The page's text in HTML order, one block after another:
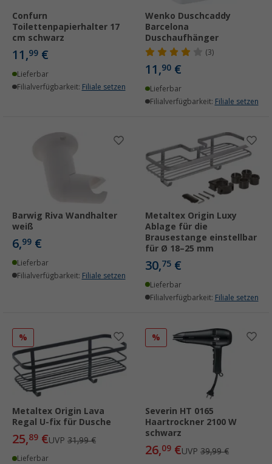
Confurn
Toilettenpapierhalter 17
cm schwarz
11,99 €
Lieferbar
Filialverfügbarkeit: Filiale setzen
Wenko Duschcaddy
Barcelona
Duschaufhänger
(3)
11,90 €
Lieferbar
Filialverfügbarkeit: Filiale setzen
Barwig Riva Wandhalter
weiß
6,99 €
Lieferbar
Filialverfügbarkeit: Filiale setzen
Metaltex Origin Luxy
Ablage für die
Brausestange einstellbar
für Ø 18–25 mm
30,75 €
Lieferbar
Filialverfügbarkeit: Filiale setzen
%
Metaltex Origin Lava
Regal U-fix für Dusche
25,89 €UVP 31,99 €
Lieferbar
%
Severin HT 0165
Haartrockner 2100 W
schwarz
26,09 €UVP 39,99 €